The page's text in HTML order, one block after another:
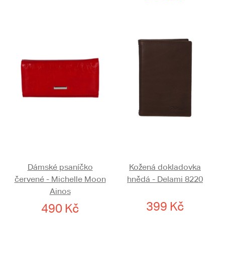
Dámské psaníčko
červené - Michelle Moon
Ainos
490 Kč
Kožená dokladovka
hnědá - Delami 8220
399 Kč